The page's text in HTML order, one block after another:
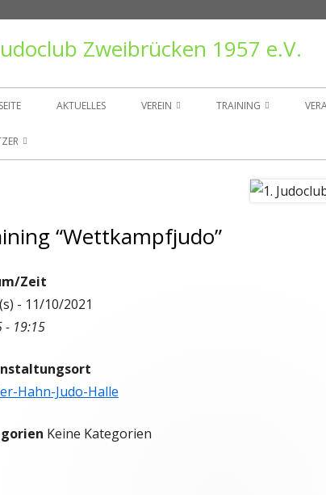
Zweibrücken 1957 e.V.
AKTUELLES VEREIN
VEREINSGESCHICHTE
TRAINING
“Wettkampfjudo”
Zeit
- 11/10/2021
- 19:15
Hahn-Judo-Halle
Keine Kategorien